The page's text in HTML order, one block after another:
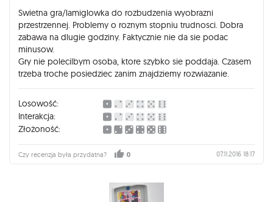
Swietna gra/lamiglowka do rozbudzenia wyobrazni
przestrzennej. Problemy o roznym stopniu trudnosci. Dobra
zabawa na dlugie godziny. Faktycznie nie da sie podac
minusow.
Gry nie polecilbym osoba, ktore szybko sie poddaja. Czasem
trzeba troche posiedziec zanim znajdziemy rozwiazanie.
Losowość:
Interakcja:
Złożoność:
Czy recenzja była przydatna? 0 07.11.2016 18:17